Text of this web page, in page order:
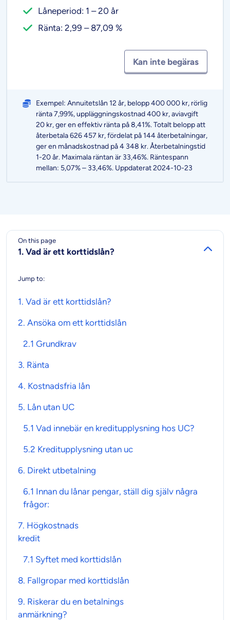
Låneperiod: 1 – 20 år
Ränta: 2,99 – 87,09 %
Kan inte begäras
Exempel: Annuitetslån 12 år, belopp 400 000 kr, rörlig
ränta 7,99%, uppläggningskostnad 400 kr, aviavgift
20 kr, ger en effektiv ränta på 8,41%. Totalt belopp att
återbetala 626 457 kr, fördelat på 144 återbetalningar,
ger en månadskostnad på 4 348 kr. Återbetalningstid
1-20 år. Maximala räntan är 33,46%. Räntespann
mellan: 5,07% – 33,46%. Uppdaterat 2024-10-23
On this page
1. Vad är ett korttidslån?
Jump to:
1. Vad är ett korttidslån?
2. Ansöka om ett korttidslån
2.1 Grundkrav
3. Ränta
4. Kostnadsfria lån
5. Lån utan UC
5.1 Vad innebär en kreditupplysning hos UC?
5.2 Kreditupplysning utan uc
6. Direkt utbetalning
6.1 Innan du lånar pengar, ställ dig själv några
frågor:
7. Högkostnads
kredit
7.1 Syftet med korttidslån
8. Fallgropar med korttidslån
9. Riskerar du en betalnings
anmärkning?